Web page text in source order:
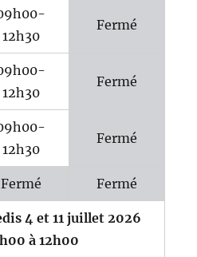
12h30
Fermé
12h30
Fermé
12h30
Fermé
Fermé Fermé
4 et 11 juillet 2026
à 12h00